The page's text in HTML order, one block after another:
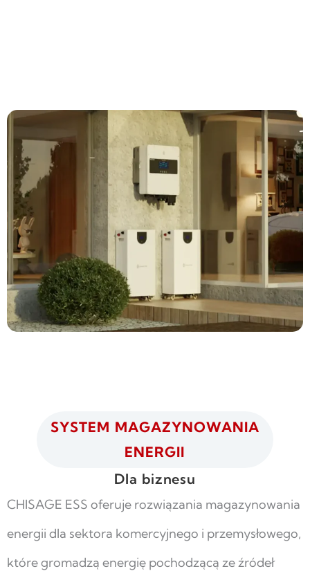
SYSTEM MAGAZYNOWANIA
ENERGII
Dla biznesu
CHISAGE ESS oferuje rozwiązania magazynowania
energii dla sektora komercyjnego i przemysłowego,
które gromadzą energię pochodzącą ze źródeł